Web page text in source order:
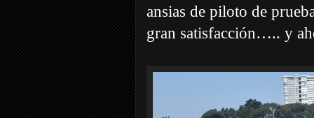
ansias de piloto de
gran satisfacción….. y